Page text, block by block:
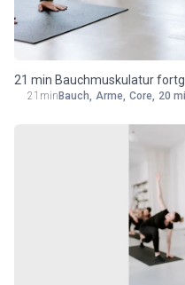
21 min Bauchmuskulatur
21min Bauch, Arme, Core, 20